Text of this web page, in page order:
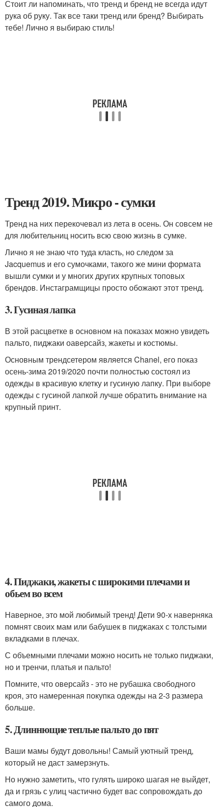
Стоит ли напоминать, что тренд и бренд не всегда идут
рука об руку. Так все таки тренд или бренд? Выбирать
тебе! Лично я выбираю стиль!
Тренд 2019. Микро - сумки
Тренд на них перекочевал из лета в осень. Он совсем не
для любительниц носить всю свою жизнь в сумке.
Лично я не знаю что туда класть, но следом за
Jacquemus и его сумочками, такого же мини формата
вышли сумки и у многих других крупных топовых
брендов. Инстаграмщицы просто обожают этот тренд.
3. Гусиная лапка
В этой расцветке в основном на показах можно увидеть
пальто, пиджаки оаверсайз, жакеты и костюмы.
Основным трендсетером является Chanel, его показ
осень-зима 2019/2020 почти полностью состоял из
одежды в красивую клетку и гусиную лапку. При выборе
одежды с гусиной лапкой лучше обратить внимание на
крупный принт.
4. Пиджаки, жакеты с широкими плечами и
обьем во всем
Наверное, это мой любимый тренд! Дети 90-х наверняка
помнят своих мам или бабушек в пиджаках с толстыми
вкладками в плечах.
С объемными плечами можно носить не только пиджаки,
но и тренчи, платья и пальто!
Помните, что оверсайз - это не рубашка свободного
кроя, это намеренная покупка одежды на 2-3 размера
больше.
5. Длиннющие теплые пальто до пят
Ваши мамы будут довольны! Самый уютный тренд,
который не даст замерзнуть.
Но нужно заметить, что гулять широко шагая не выйдет,
да и грязь с улиц частично будет вас сопровождать до
самого дома.